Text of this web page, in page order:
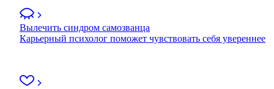
Вылечить синдром самозванца
Карьерный психолог поможет чувствовать себя увереннее